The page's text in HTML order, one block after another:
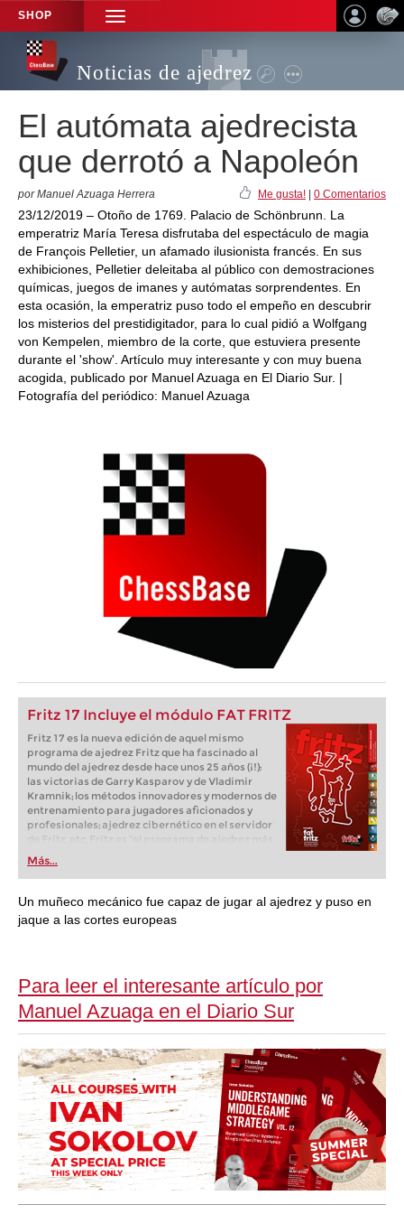
SHOP
TOGGLE
NAVIGATION
Noticias de ajedrez
El autómata ajedrecista
que derrotó a Napoleón
por Manuel Azuaga Herrera Me gusta! 0 Comentarios
23/12/2019 – Otoño de 1769. Palacio de Schönbrunn. La
emperatriz María Teresa disfrutaba del espectáculo de magia
de François Pelletier, un afamado ilusionista francés. En sus
exhibiciones, Pelletier deleitaba al público con demostraciones
químicas, juegos de imanes y autómatas sorprendentes. En
esta ocasión, la emperatriz puso todo el empeño en descubrir
los misterios del prestidigitador, para lo cual pidió a Wolfgang
von Kempelen, miembro de la corte, que estuviera presente
durante el 'show'. Artículo muy interesante y con muy buena
acogida, publicado por Manuel Azuaga en El Diario Sur. |
Fotografía del periódico: Manuel Azuaga
Fritz 17 Incluye el módulo FAT FRITZ
Fritz 17 es la nueva edición de aquel mismo
programa de ajedrez Fritz que ha fascinado al
mundo del ajedrez desde hace unos 25 años (¡!):
las victorias de Garry Kasparov y de Vladimir
Kramnik; los métodos innovadores y modernos de
entrenamiento para jugadores aficionados y
profesionales; ajedrez cibernético en el servidor
popular de Alemania” (Der Spiegel) y ofrece todo
lo que necesita el ajedrecista. La novedad más
espectacular: Fritz 17 incluye el módulo basado
en una red neuronal de inteligencia artificial, "Fat
Más...
Un muñeco mecánico fue capaz de jugar al ajedrez y puso en
jaque a las cortes europeas
Para leer el interesante artículo por
Manuel Azuaga en el Diario Sur